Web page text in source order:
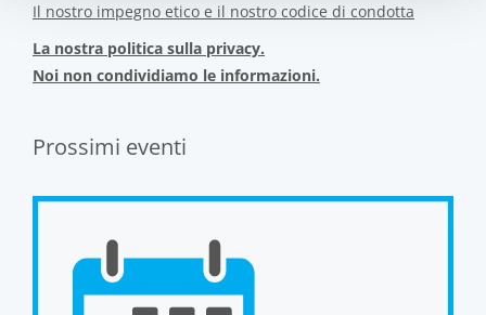
Il nostro impegno etico e il nostro codice di condotta
La nostra politica sulla privacy.
Noi non condividiamo le informazioni.
Prossimi eventi